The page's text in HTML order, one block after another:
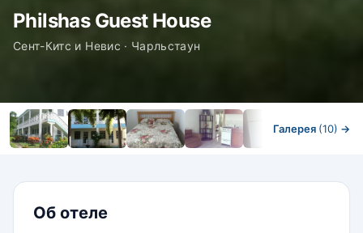
Philshas Guest House
Сент-Китс и Невис · Чарльстаун
Галерея (10) →
Об отеле